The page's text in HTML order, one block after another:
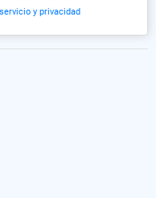
y privacidad